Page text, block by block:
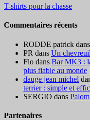
T-shirts pour la chasse
Commentaires récents
RODDE patrick dans
PR dans Un
Flo dans Bar MK3 :
plus fiable au monde
dauge jean michel
terrier : simple et
SERGIO dans
Partenaires